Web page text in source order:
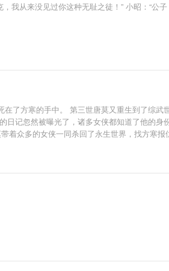
我从来没见过你这种无耻之徒！” 小昭：“公
了方寒的手中。 第三世唐莫又重生到了综武
记忽然被曝光了，诸多女侠都知道了他的身
众多的女侠一同杀回了永生世界，找方寒报